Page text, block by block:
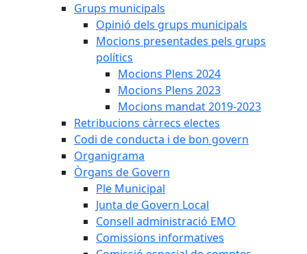
Grups municipals
Opinió dels grups municipals
Mocions presentades pels grups
polítics
Mocions Plens 2024
Mocions Plens 2023
Mocions mandat 2019-2023
Retribucions càrrecs electes
Codi de conducta i de bon govern
Organigrama
Òrgans de Govern
Ple Municipal
Junta de Govern Local
Consell administració EMO
Comissions informatives